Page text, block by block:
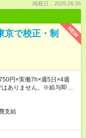
掲載日：2026.08.06
NEW
京で校正・制
円×実働7h×週5日×4週
ありません。※給与即受取
支給